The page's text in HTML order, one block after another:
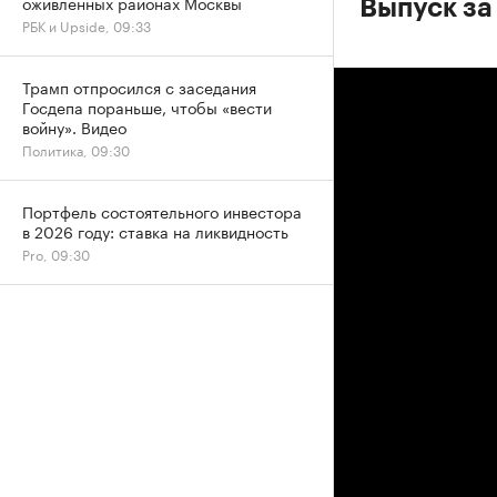
Выпуск
РБК и Upside, 09:33
Трамп отпросился с заседания
Госдепа пораньше, чтобы «вести
войну». Видео
Политика, 09:30
Портфель состоятельного инвестора
в 2026 году: ставка на ликвидность
Pro, 09:30